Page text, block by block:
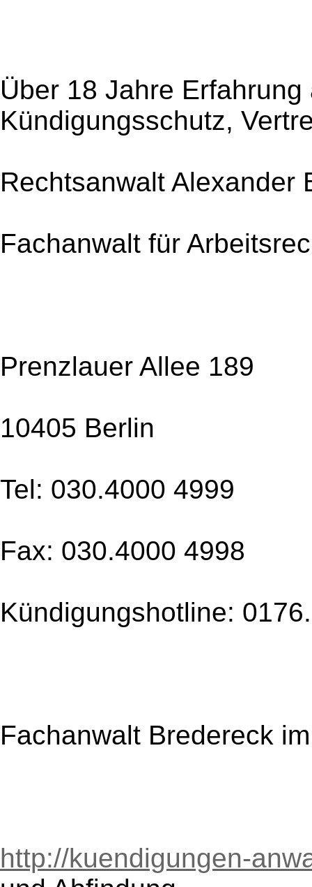
Über 18 Jahre
Kündigungsschutz,
Rechtsanwalt Alexander
Fachanwalt für
Prenzlauer Allee 189
10405 Berlin
Tel: 030.4000 4999
Fax: 030.4000 4998
Kündigungshotline:
Fachanwalt Bredereck
http://kuendigungen-